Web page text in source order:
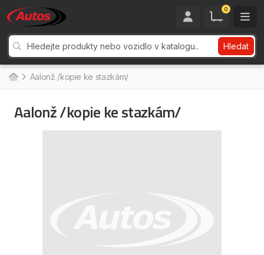
0
Hledat
Aalonž /kopie ke stazkám/
Aalonž /kopie ke stazkám/